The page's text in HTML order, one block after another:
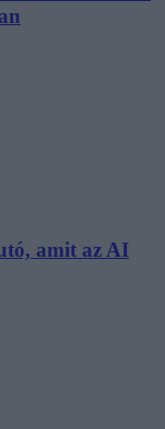
amit az AI